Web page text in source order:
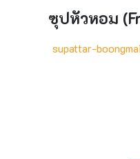
ซุปหัวหอม
supattar-